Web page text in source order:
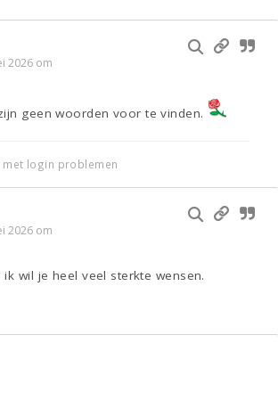
2026 om
geen woorden voor te vinden.
met login problemen
2026 om
ik wil je heel veel sterkte wensen.